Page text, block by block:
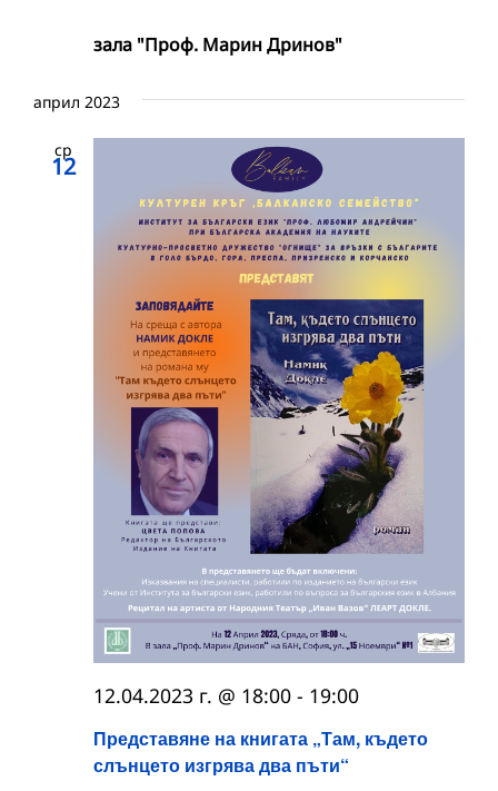
зала "Проф. Марин Дринов"
април 2023
ср
12
Представяне на книгата „Там, където
слънцето изгрява два пъти“
12.04.2023 г. @ 18:00 - 19:00